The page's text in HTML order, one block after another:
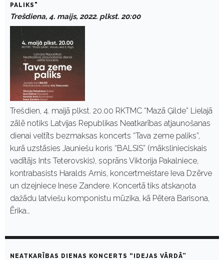
PALIKS"
Trešdiena, 4. maijs, 2022. plkst. 20:00
Trešdien, 4. maijā plkst. 20.00 RKTMC “Mazā Ģilde” Lielajā
zālē notiks Latvijas Republikas Neatkarības atjaunošanas
dienai veltīts bezmaksas koncerts “Tava zeme paliks”,
kurā uzstāsies Jauniešu koris “BALSIS” (mākslinieciskais
vadītājs Ints Teterovskis), soprāns Viktorija Pakalniece,
kontrabasists Haralds Arnis, koncertmeistare Ieva Dzērve
un dzejniece Inese Zandere. Koncertā tiks atskaņota
dažādu latviešu komponistu mūzika, kā Pētera Barisona,
Ērika…
NEATKARĪBAS DIENAS KONCERTS “IDEJAS VĀRDĀ”